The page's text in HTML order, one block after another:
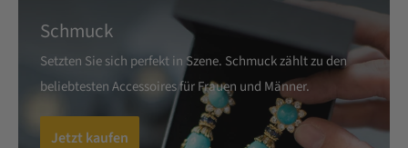
Schmuck
Setzten Sie sich perfekt in Szene. Schmuck zählt zu den
beliebtesten Accessoires für Frauen und Männer.
Jetzt kaufen